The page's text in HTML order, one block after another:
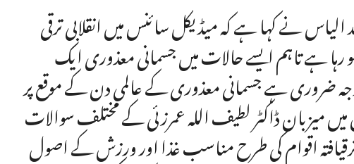
الیاس نے کہا ہے کہ میڈیکل سائنس میں انقلابی ترقی
ہے تاہم ایسے حالات میں جسمانی معذوری ایک
ضروری ہے جسمانی معذوری کے عالمی دن کے موقع پر
میزبان ڈاکٹر لطیف اللہ عمرزئی کے مختلف سوالات
اقوام کی طرح مناسب غذا اور ورزش کے اصول